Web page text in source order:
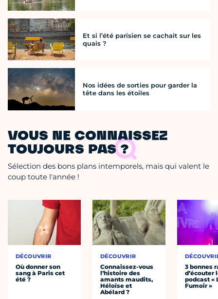
Et si l’été parisien se cachait sur les
quais ?
Nos idées de sorties pour garder la
tête dans les étoiles
VOUS NE CONNAISSEZ
TOUJOURS PAS ?
Sélection des bons plans intemporels, mais qui valent le
coup toute l'année !
DÉCOUVRIR
Où donner son
sang à Paris cet
été ?
DÉCOUVRIR
Connaissez-vous
l’histoire des
amants maudits,
Héloïse et
Abélard ?
3 bonnes
d’écouter
podcast «
Fumoir »